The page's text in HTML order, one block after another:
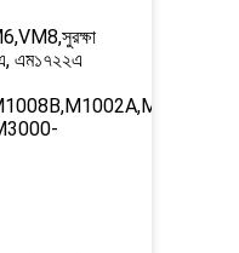
এম১৭২২এ